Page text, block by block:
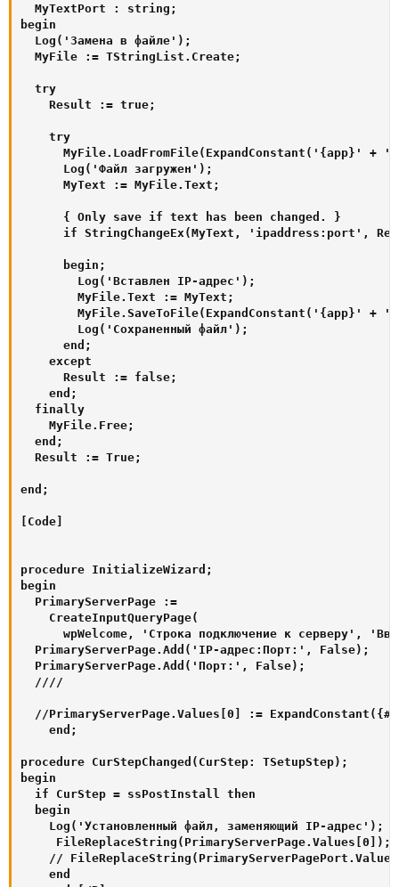
  MyTextPort : string;
begin
  Log('Замена в файле');
  MyFile := TStringList.Create;
  try
    Result := true;
    try
MyFile.LoadFromFile(ExpandConstant('{app}' +
      Log('Файл загружен');
      MyText := MyFile.Text;
      { Only save if text has been changed. }
if StringChangeEx(MyText, 'ipaddress:port',
      begin;
        Log('Вставлен IP-адрес');
        MyFile.Text := MyText;
MyFile.SaveToFile(ExpandConstant('{app}' +
        Log('Сохраненный файл');
      end;
    except
      Result := false;
    end;
  finally
    MyFile.Free;
  end;
  Result := True;
end;
[Code]
procedure InitializeWizard;
begin
  PrimaryServerPage :=
    CreateInputQueryPage(
wpWelcome, 'Строка подключение к серверу',
  PrimaryServerPage.Add('IP-адрес:Порт:', False);
  PrimaryServerPage.Add('Порт:', False);
  ////
//PrimaryServerPage.Values[0] :=
    end;
procedure CurStepChanged(CurStep: TSetupStep);
begin
  if CurStep = ssPostInstall then
  begin
    Log('Установленный файл, заменяющий IP-адрес');
     FileReplaceString(PrimaryServerPage.Values[0]);
//
    end